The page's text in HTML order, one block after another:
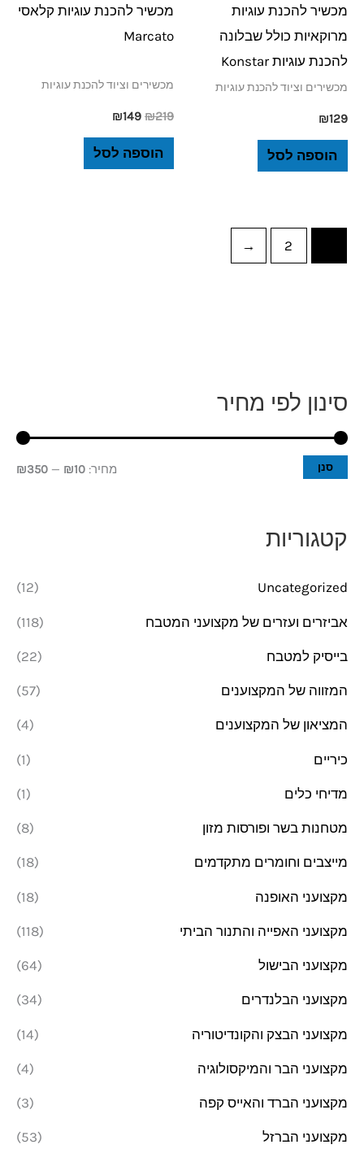
סינון לפי מחיר
סנן מחיר: ₪10
—
₪350
קטגוריות
Uncategorized
(12)
אביזרים ועזרים של מקצועני המטבח (118)
בייסיק למטבח (22)
המזווה של המקצוענים (57)
המציאון של המקצוענים (4)
כיריים (1)
מדיחי כלים (1)
מטחנות בשר ופורסות מזון (8)
מייצבים וחומרים מתקדמים (18)
מקצועני האופנה (18)
מקצועני האפייה והתנור הביתי (118)
מקצועני הבישול (64)
מקצועני הבלנדרים (34)
מקצועני הבצק והקונדיטוריה (14)
מקצועני הבר והמיקסולוגיה (4)
מקצועני הברד והאייס קפה (3)
מקצועני הברזל (53)
מכשיר להכנת עוגיות
מרוקאיות כולל שבלונה
להכנת עוגיות Konstar
מכשירים וציוד להכנת עוגיות
₪129
הוספה לסל
מכשיר להכנת עוגיות קלאסי
Marcato
מכשירים וציוד להכנת עוגיות
₪219
₪149
הוספה לסל
2
←